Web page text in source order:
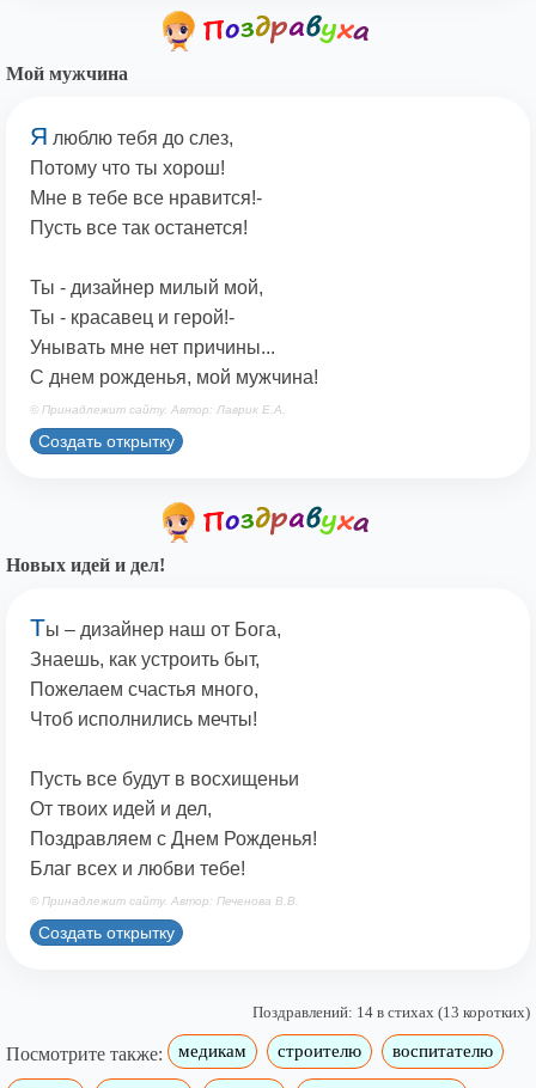
Мой мужчина
Я люблю тебя до слез,
Потому что ты хорош!
Мне в тебе все нравится!-
Пусть все так останется!
Ты - дизайнер милый мой,
Ты - красавец и герой!-
Унывать мне нет причины...
С днем рожденья, мой мужчина!
© Принадлежит сайту. Автор: Лаврик Е.А.
Создать открытку
Новых идей и дел!
Ты – дизайнер наш от Бога,
Знаешь, как устроить быт,
Пожелаем счастья много,
Чтоб исполнились мечты!
Пусть все будут в восхищеньи
От твоих идей и дел,
Поздравляем с Днем Рожденья!
Благ всех и любви тебе!
© Принадлежит сайту. Автор: Печенова В.В.
Создать открытку
Поздравлений: 14 в стихах (13 коротких)
Посмотрите также: медикам строителю воспитателю